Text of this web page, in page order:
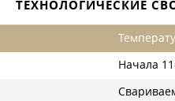
ТЕХНОЛОГИЧЕСКИЕ
Начала